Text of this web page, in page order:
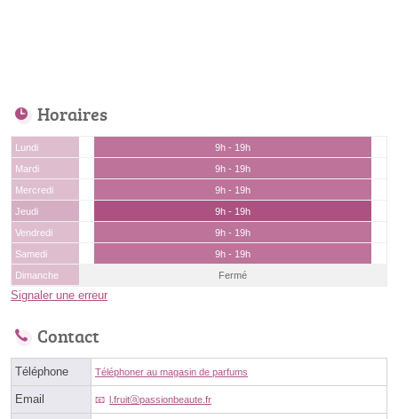
Horaires
Lundi
9h - 19h
Mardi
9h - 19h
Mercredi
9h - 19h
Jeudi
9h - 19h
Vendredi
9h - 19h
Samedi
9h - 19h
Dimanche
Fermé
Signaler une erreur
Contact
Téléphone Téléphoner au magasin de parfums
Email l.fruitⓐpassionbeaute.fr